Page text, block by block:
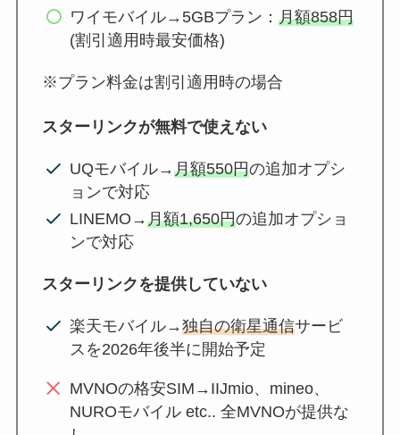
ワイモバイル→5GBプラン：月額858円
(割引適用時最安価格)
※プラン料金は割引適用時の場合
スターリンクが無料で使えない
UQモバイル→月額550円の追加オプシ
ョンで対応
LINEMO→月額1,650円の追加オプショ
ンで対応
スターリンクを提供していない
楽天モバイル→独自の衛星通信サービ
スを2026年後半に開始予定
MVNOの格安SIM→IIJmio、mineo、
NUROモバイル etc.. 全MVNOが提供な